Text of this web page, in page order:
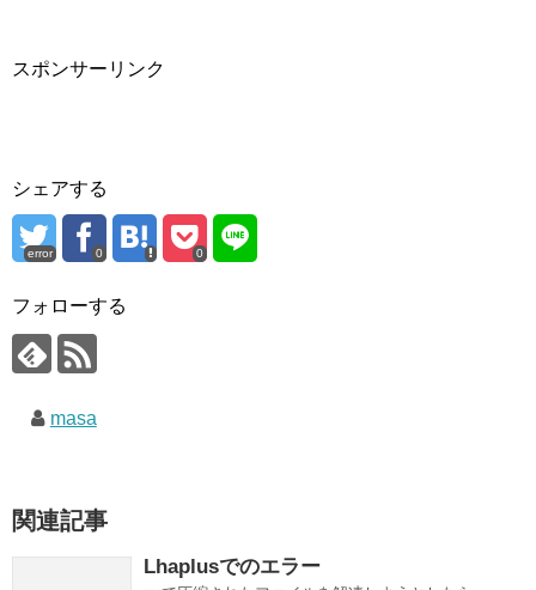
スポンサーリンク
シェアする
error 0 0
フォローする
masa
関連記事
Lhaplusでのエラー